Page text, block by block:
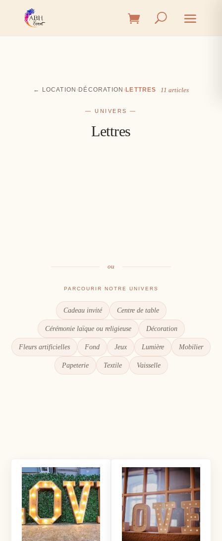
← LOCATION ›DÉCORATION ›LETTRES 11 articles
— UNIVERS —
Lettres
ou
PARCOURIR NOTRE UNIVERS
Cadeau invité Centre de table
Cérémonie laïque ou religieuse Décoration
Fleurs artificielles Fond Jeux Lumière Mobilier
Papeterie Textile Vaisselle